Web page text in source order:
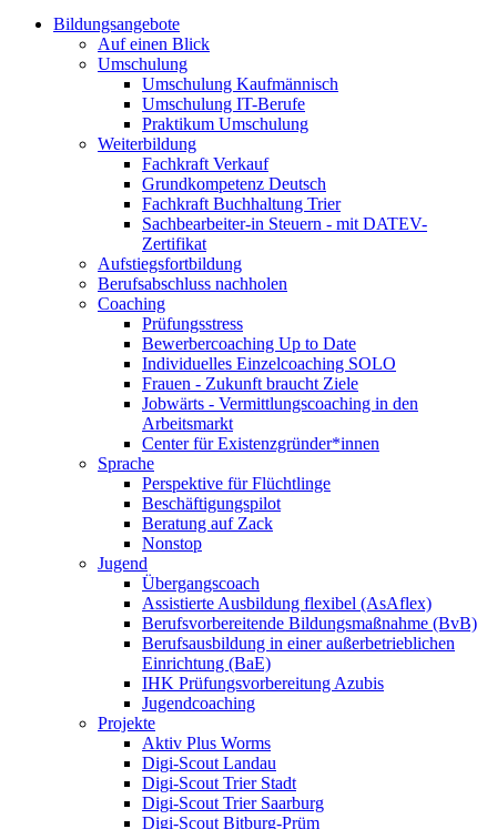
Bildungsangebote
Auf einen Blick
Umschulung
Umschulung Kaufmännisch
Umschulung IT-Berufe
Praktikum Umschulung
Weiterbildung
Fachkraft Verkauf
Grundkompetenz Deutsch
Fachkraft Buchhaltung Trier
Sachbearbeiter-in Steuern - mit DATEV-
Zertifikat
Aufstiegsfortbildung
Berufsabschluss nachholen
Coaching
Prüfungsstress
Bewerbercoaching Up to Date
Individuelles Einzelcoaching SOLO
Frauen - Zukunft braucht Ziele
Jobwärts - Vermittlungscoaching in den
Arbeitsmarkt
Center für Existenzgründer*innen
Sprache
Perspektive für Flüchtlinge
Beschäftigungspilot
Beratung auf Zack
Nonstop
Jugend
Übergangscoach
Assistierte Ausbildung flexibel (AsAflex)
Berufsvorbereitende Bildungsmaßnahme (BvB)
Berufsausbildung in einer außerbetrieblichen
Einrichtung (BaE)
IHK Prüfungsvorbereitung Azubis
Jugendcoaching
Projekte
Aktiv Plus Worms
Digi-Scout Landau
Digi-Scout Trier Stadt
Digi-Scout Trier Saarburg
Digi-Scout Bitburg-Prüm